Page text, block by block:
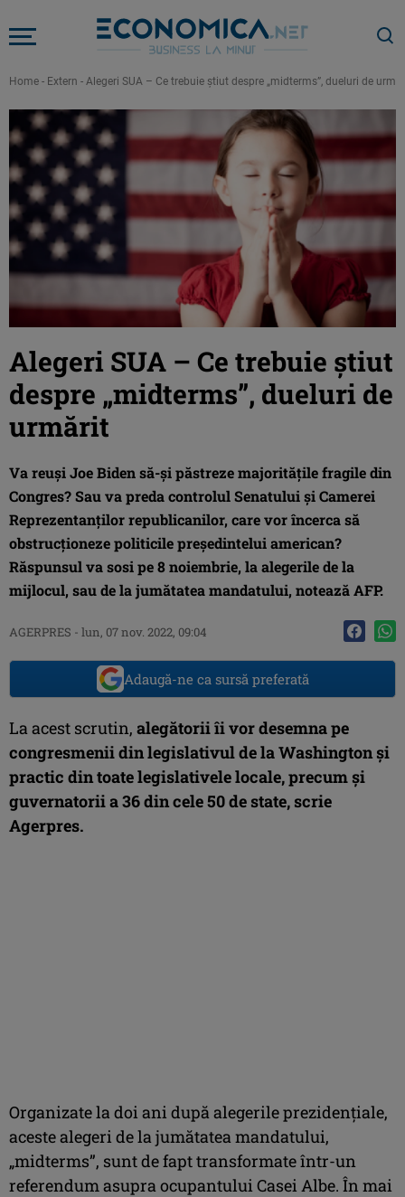
Home - Extern - Alegeri SUA – Ce trebuie ştiut despre „midterms”, dueluri de
Alegeri SUA – Ce trebuie ştiut
despre „midterms”, dueluri de
urmărit
Va reuşi Joe Biden să-şi păstreze majorităţile fragile din
Congres? Sau va preda controlul Senatului şi Camerei
Reprezentanţilor republicanilor, care vor încerca să
obstrucţioneze politicile preşedintelui american?
Răspunsul va sosi pe 8 noiembrie, la alegerile de la
mijlocul, sau de la jumătatea mandatului, notează AFP.
AGERPRES - lun, 07 nov. 2022, 09:04
Adaugă-ne ca sursă preferată
La acest scrutin, alegătorii îi vor desemna pe
congresmenii din legislativul de la Washington şi
practic din toate legislativele locale, precum şi
guvernatorii a 36 din cele 50 de state, scrie
Agerpres.
Organizate la doi ani după alegerile prezidenţiale,
aceste alegeri de la jumătatea mandatului,
„midterms”, sunt de fapt transformate într-un
referendum asupra ocupantului Casei Albe. În mai